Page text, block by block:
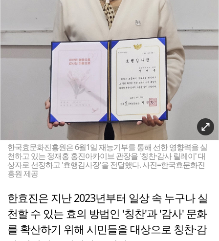
한국효문화진흥원은 6월1일 재능기부를 통해 선한 영향력을 실
천하고 있는 정재홍 홍진아카이브 관장을 '칭찬·감사 릴레이' 대
상자로 선정하고 '효행감사장'을 전달했다. 사진=한국효문화진
흥원 제공
한효진은 지난 2023년부터 일상 속 누구나 실
천할 수 있는 효의 방법인 '칭찬'과 '감사' 문화
를 확산하기 위해 시민들을 대상으로 칭찬·감